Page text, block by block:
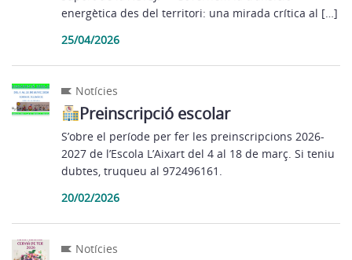
energètica des del territori: una mirada crítica al […]
25/04/2026
Notícies
Preinscripció escolar
S’obre el període per fer les preinscripcions 2026-
2027 de l’Escola L’Aixart del 4 al 18 de març. Si teniu
dubtes, truqueu al 972496161.
20/02/2026
Notícies